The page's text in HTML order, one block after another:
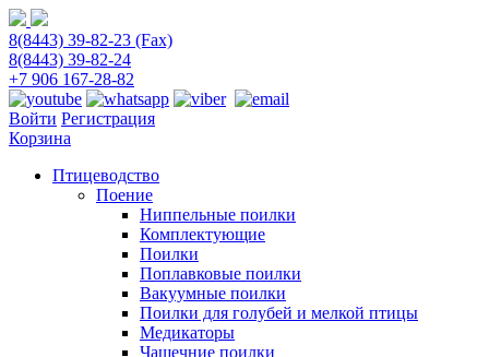
8(8443) 39-82-23 (Fax)
8(8443) 39-82-24
+7 906 167-28-82
Войти Регистрация
Корзина
Птицеводство
Поение
Ниппельные поилки
Комплектующие
Поилки
Поплавковые поилки
Вакуумные поилки
Поилки для голубей и мелкой птицы
Медикаторы
Чашечние поилки